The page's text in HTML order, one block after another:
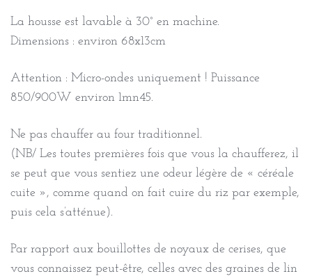
vélos
bleu
rose
La housse est lavable à 30° en machine.
Dimensions : environ 68x13cm
Attention : Micro-ondes uniquement ! Puissance
850/900W environ 1mn45.
Ne pas chauffer au four traditionnel.
(NB/ Les toutes premières fois que vous la chaufferez, il
se peut que vous sentiez une odeur légère de « céréale
cuite », comme quand on fait cuire du riz par exemple,
puis cela s’atténue).
Par rapport aux bouillottes de noyaux de cerises, que
vous connaissez peut-être, celles avec des graines de lin